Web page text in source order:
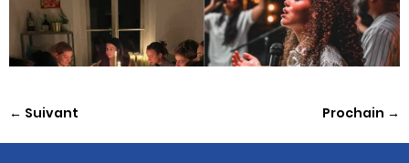
← Suivant Prochain →